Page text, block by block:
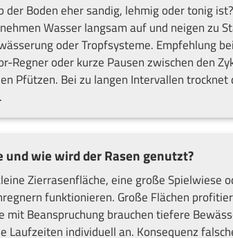
der Boden eher sandig, lehmig oder tonig
Wasser langsam auf und neigen zu
oder Tropfsysteme. Empfehlung
Regner oder kurze Pausen zwischen den
Pfützen. Bei zu langen Intervallen trocknet
und wie wird der Rasen genutzt?
Zierrasenfläche, eine große Spielwiese
funktionieren. Große Flächen
mit Beanspruchung brauchen tiefere
Laufzeiten individuell an. Konsequenz